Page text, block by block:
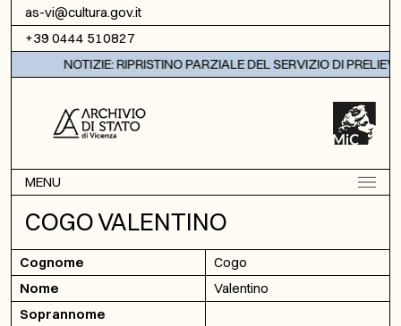
Vai al contenuto
as-vi@cultura.gov.it
+39 0444 510827
NOTIZIE: RIPRISTINO PARZIALE DEL SERVIZIO DI
MENU
COGO VALENTINO
Cognome
Cogo
Nome
Valentino
Soprannome